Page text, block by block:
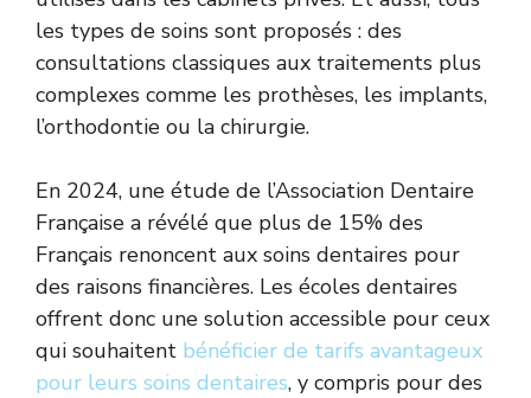
les types de soins sont proposés : des
consultations classiques aux traitements plus
complexes comme les prothèses, les implants,
l’orthodontie ou la chirurgie.
En 2024, une étude de l’Association Dentaire
Française a révélé que plus de 15% des
Français renoncent aux soins dentaires pour
des raisons financières. Les écoles dentaires
offrent donc une solution accessible pour ceux
qui souhaitent bénéficier de tarifs avantageux
pour leurs soins dentaires, y compris pour des